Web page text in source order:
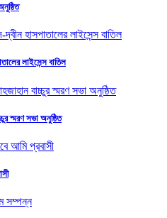
লাইসেন্স বাতিল
স্মরণ সভা অনুষ্ঠিত